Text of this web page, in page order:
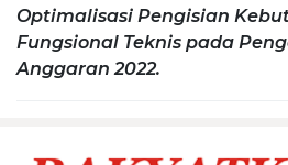
Optimalisasi Pengisian
Fungsional Teknis pada
Anggaran 2022.